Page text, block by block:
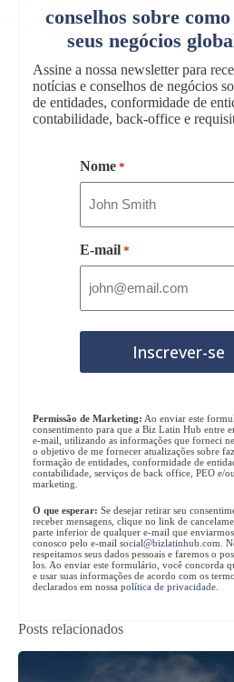
conselhos sobre
seus negócios
Assine a nossa newsletter para
notícias e conselhos de negócios
de entidades, conformidade de
contabilidade, back-office e
Nome *
E-mail *
Permissão de Marketing: Ao enviar este
consentimento para que a Biz Latin Hub entre
e-mail, utilizando as informações que forneci
o objetivo de me fornecer atualizações sobre
formação de entidades, conformidade de
contabilidade, serviços de back office, PEO e/
marketing.
O que esperar: Se desejar retirar seu
receber mensagens, clique no link de
parte inferior de qualquer e-mail que
conosco pelo e-mail social@bizlatinhub.com .
respeitamos seus dados pessoais e faremos o
los. Ao enviar este formulário, você concorda
e usar suas informações de acordo com os
declarados em nossa política de privacidade
Posts relacionados